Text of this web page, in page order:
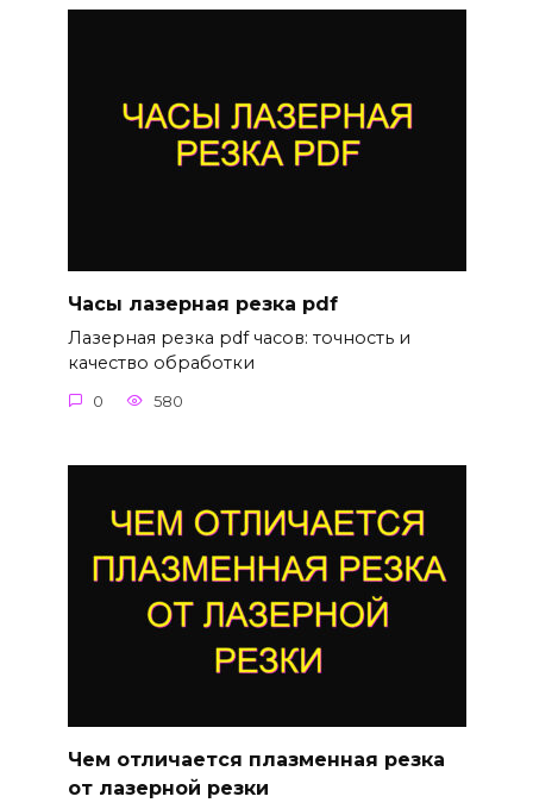
Часы лазерная резка pdf
Лазерная резка pdf часов: точность и
качество обработки
0 580
Чем отличается плазменная резка
от лазерной резки